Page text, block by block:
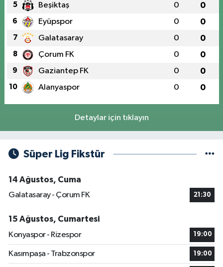
5 Beşiktaş 0 0
6 Eyüpspor 0 0
7 Galatasaray 0 0
8 Çorum FK 0 0
9 Gaziantep FK 0 0
10 Alanyaspor 0 0
Detaylar için tıklayın
Süper Lig Fikstür
14 Ağustos, Cuma
Galatasaray - Çorum FK
21:30
15 Ağustos, Cumartesi
Konyaspor - Rizespor
19:00
Kasımpaşa - Trabzonspor 19:00